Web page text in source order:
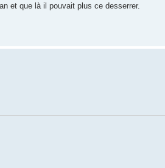
et que là il pouvait plus ce desserrer.